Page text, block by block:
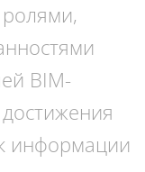
BIM-
информации